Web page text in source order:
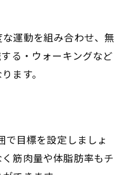
運動を組み合わせ、無
る・ウォーキングなど
ます。
で目標を設定しましょ
筋肉量や体脂肪率もチ